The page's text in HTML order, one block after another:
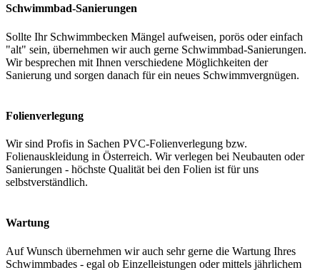
Schwimmbad-Sanierungen
Sollte Ihr Schwimmbecken Mängel aufweisen, porös oder einfach
"alt" sein, übernehmen wir auch gerne Schwimmbad-Sanierungen.
Wir besprechen mit Ihnen verschiedene Möglichkeiten der
Sanierung und sorgen danach für ein neues Schwimmvergnügen.
Folienverlegung
Wir sind Profis in Sachen PVC-Folienverlegung bzw.
Folienauskleidung in Österreich. Wir verlegen bei Neubauten oder
Sanierungen - höchste Qualität bei den Folien ist für uns
selbstverständlich.
Wartung
Auf Wunsch übernehmen wir auch sehr gerne die Wartung Ihres
Schwimmbades - egal ob Einzelleistungen oder mittels jährlichem